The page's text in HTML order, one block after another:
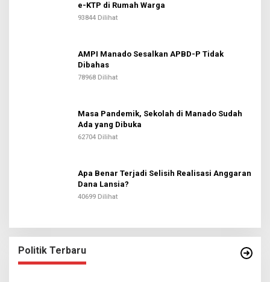
e-KTP di Rumah Warga
93844 Dilihat
AMPI Manado Sesalkan APBD-P Tidak
Dibahas
78968 Dilihat
Masa Pandemik, Sekolah di Manado Sudah
Ada yang Dibuka
62704 Dilihat
Apa Benar Terjadi Selisih Realisasi Anggaran
Dana Lansia?
40699 Dilihat
Politik Terbaru